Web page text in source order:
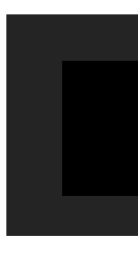
Paratletismo
Tenis